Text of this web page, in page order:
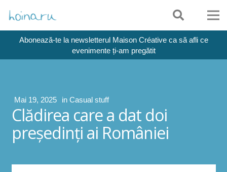
Abonează-te la newsletterul Maison Créative ca să afli ce
evenimente ți-am pregătit
Mai 19, 2025 in Casual stuff
Clădirea care a dat doi
preşedinţi ai României